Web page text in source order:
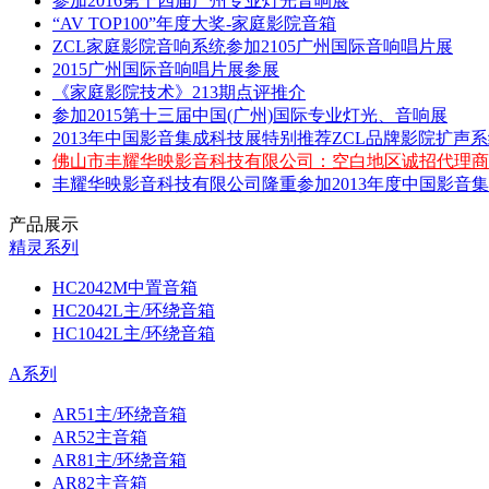
“AV TOP100”年度大奖-家庭影院音箱
ZCL家庭影院音响系统参加2105广州国际音响唱片展
2015广州国际音响唱片展参展
《家庭影院技术》213期点评推介
参加2015第十三届中国(广州)国际专业灯光、音响展
2013年中国影音集成科技展特别推荐ZCL品牌影院扩声
佛山市丰耀华映影音科技有限公司：空白地区诚招代理商
丰耀华映影音科技有限公司隆重参加2013年度中国影音
产品展示
精灵系列
HC2042M中置音箱
HC2042L主/环绕音箱
HC1042L主/环绕音箱
A系列
AR51主/环绕音箱
AR52主音箱
AR81主/环绕音箱
AR82主音箱